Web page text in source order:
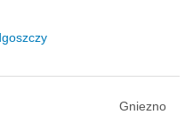
Gniezno